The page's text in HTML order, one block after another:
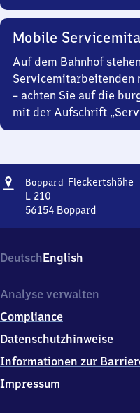
Mobile
Auf dem Bahnhof
Servicemitarbeitenden
– achten Sie auf die
mit der Aufschrift
Adresse
Boppard Fleckertshöhe
L 210
56154 Boppard
L
210,
6
5
4
DeutschEnglish
Analyse verwalten
Compliance
Datenschutzhinweise
Informationen zur
Impressum